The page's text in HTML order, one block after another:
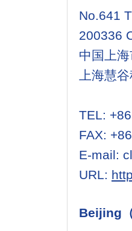
No.641
200336
中国上
上海慧
TEL:
FAX:
E-mail:
URL:
Beijing